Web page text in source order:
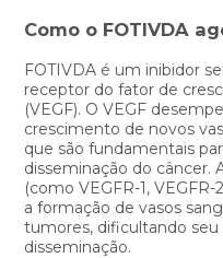
Como o FOTIVDA
FOTIVDA é um inibidor
receptor do fator de
(VEGF). O VEGF
crescimento de novos
que são fundamentais
disseminação do câncer.
(como VEGFR-1,
a formação de vasos
tumores, dificultando
disseminação.